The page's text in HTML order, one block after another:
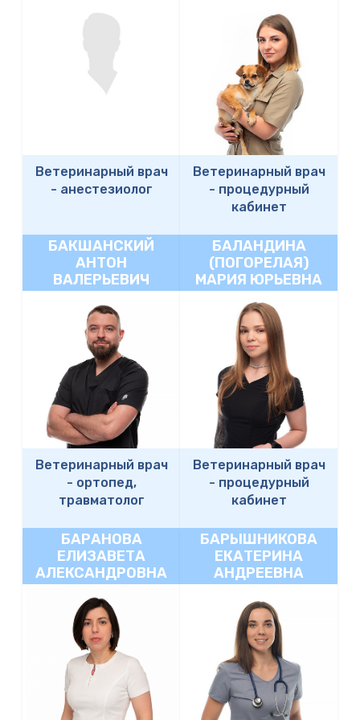
Ветеринарный врач
- анестезиолог
Ветеринарный врач
- процедурный
кабинет
БАКШАНСКИЙ
АНТОН
ВАЛЕРЬЕВИЧ
Ветеринарный врач
- ортопед,
травматолог
БАЛАНДИНА
(ПОГОРЕЛАЯ)
МАРИЯ ЮРЬЕВНА
Ветеринарный врач
- процедурный
кабинет
БАРАНОВА
ЕЛИЗАВЕТА
АЛЕКСАНДРОВНА
БАРЫШНИКОВА
ЕКАТЕРИНА
АНДРЕЕВНА